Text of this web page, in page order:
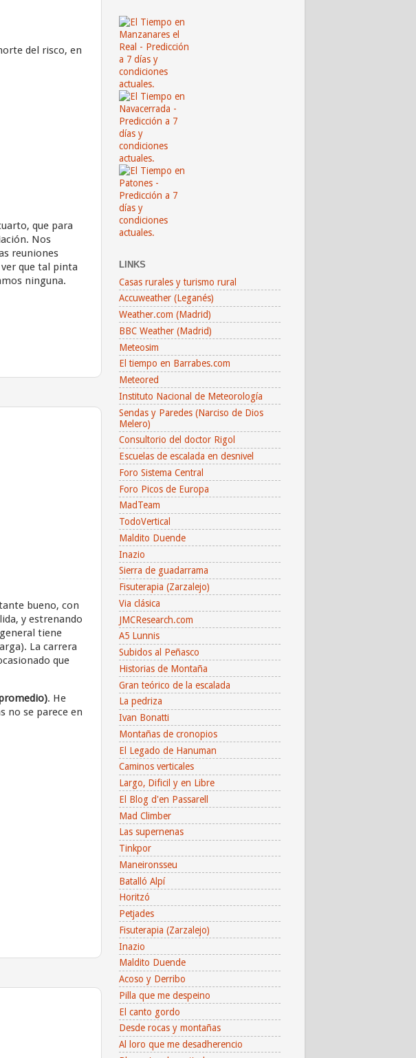
del risco, en
que para
Nos
reuniones
que tal pinta
ninguna.
bueno, con
y estrenando
tiene
La carrera
que
. He
no se parece en
LINKS
Casas rurales y turismo rural
Accuweather (Leganés)
Weather.com (Madrid)
BBC Weather (Madrid)
Meteosim
El tiempo en Barrabes.com
Meteored
Instituto Nacional de Meteorología
Sendas y Paredes (Narciso de Dios
Melero)
Consultorio del doctor Rigol
Escuelas de escalada en desnivel
Foro Sistema Central
Foro Picos de Europa
MadTeam
TodoVertical
Maldito Duende
Inazio
Sierra de guadarrama
Fisuterapia (Zarzalejo)
Via clásica
JMCResearch.com
A5 Lunnis
Subidos al Peñasco
Historias de Montaña
Gran teórico de la escalada
La pedriza
Ivan Bonatti
Montañas de cronopios
El Legado de Hanuman
Caminos verticales
Largo, Dificil y en Libre
El Blog d'en Passarell
Mad Climber
Las supernenas
Tinkpor
Maneironsseu
Batalló Alpí
Horitzó
Petjades
Fisuterapia (Zarzalejo)
Inazio
Maldito Duende
Acoso y Derribo
Pilla que me despeino
El canto gordo
Desde rocas y montañas
Al loro que me desadherencio